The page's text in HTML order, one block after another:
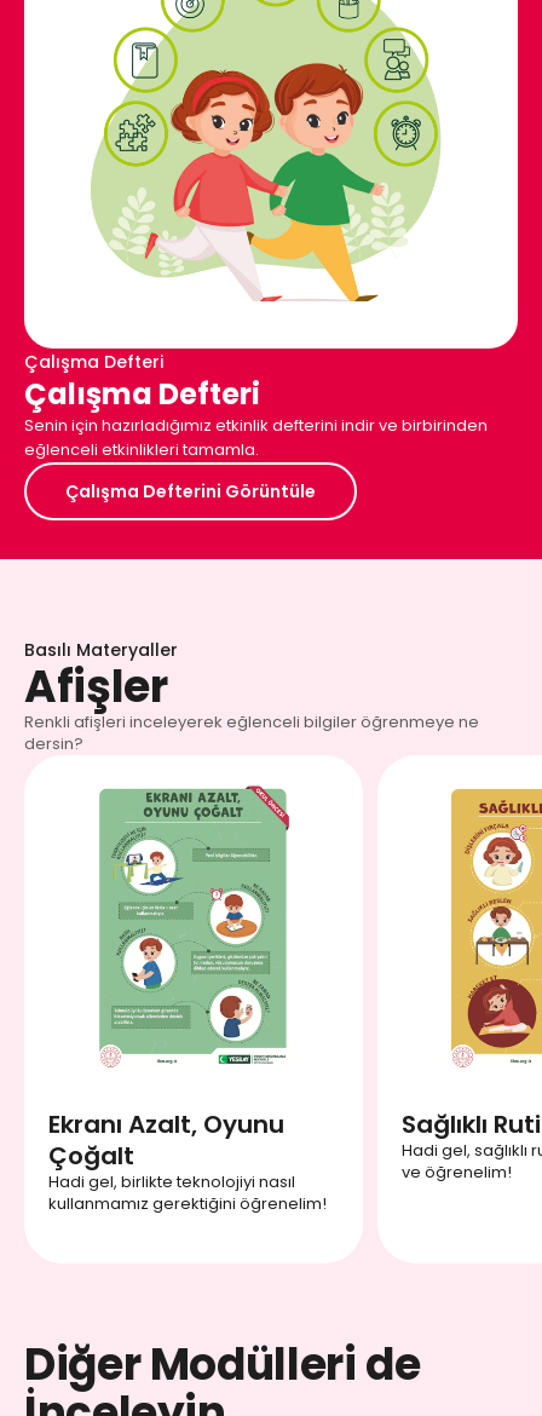
Çalışma Defteri
Çalışma Defteri
Senin için hazırladığımız etkinlik defterini indir ve birbirinden
eğlenceli etkinlikleri tamamla.
Çalışma Defterini Görüntüle
Basılı Materyaller
Afişler
Renkli afişleri inceleyerek eğlenceli bilgiler öğrenmeye ne
dersin?
Ekranı Azalt, Oyunu
Çoğalt
Hadi gel, birlikte teknolojiyi nasıl
kullanmamız gerektiğini öğrenelim!
Sağlıklı
Hadi gel,
ve öğrenelim!
Diğer Modülleri de